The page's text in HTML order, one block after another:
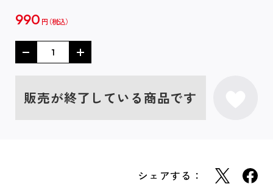
990 円
販売が終了している商品です
シェアする：